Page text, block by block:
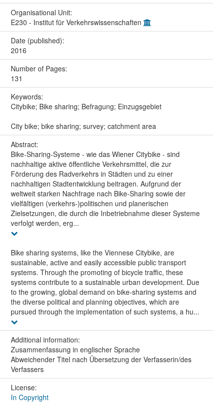
Organisational Unit:
E230 - Institut für Verkehrswissenschaften
Date (published):
2016
Number of Pages:
131
Keywords:
Citybike; Bike sharing; Befragung; Einzugsgebiet
City bike; bike sharing; survey; catchment area
Abstract:
Bike-Sharing-Systeme - wie das Wiener Citybike - sind
nachhaltige aktive öffentliche Verkehrsmittel, die zur
Förderung des Radverkehrs in Städten und zu einer
nachhaltigen Stadtentwicklung beitragen. Aufgrund der
weltweit starken Nachfrage nach Bike-Sharing sowie der
vielfältigen (verkehrs-)politischen und planerischen
Zielsetzungen, die durch die Inbetriebnahme dieser Systeme
verfolgt werden, erg...
Bike sharing systems, like the Viennese Citybike, are
sustainable, active and easily accessible public transport
systems. Through the promoting of bicycle traffic, these
systems contribute to a sustainable urban development. Due
to the growing, global demand on bike-sharing systems and
the diverse political and planning objectives, which are
pursued through the implementation of such systems, a hu...
Additional information:
Zusammenfassung in englischer Sprache
Abweichender Titel nach Übersetzung der Verfasserin/des
Verfassers
License:
In Copyright